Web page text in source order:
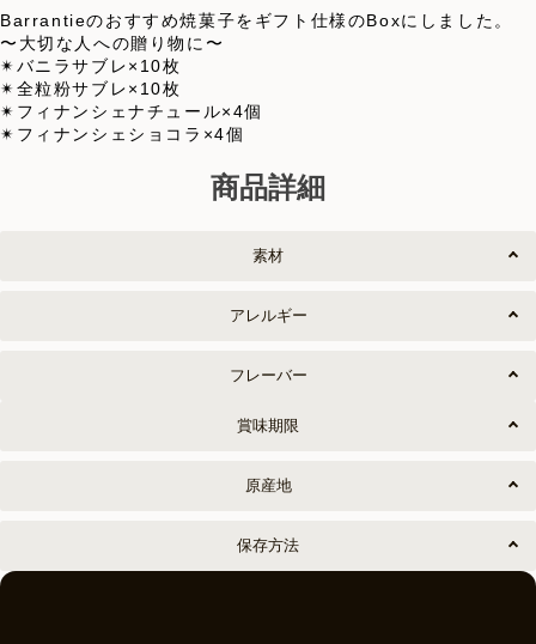
Barrantieのおすすめ焼菓子をギフト仕様のBoxにしました。
〜大切な人への贈り物に〜
✴︎バニラサブレ×10枚
✴︎全粒粉サブレ×10枚
✴︎フィナンシェナチュール×4個
✴︎フィナンシェショコラ×4個
商品詳細
素材
アレルギー
フレーバー
賞味期限
原産地
保存方法